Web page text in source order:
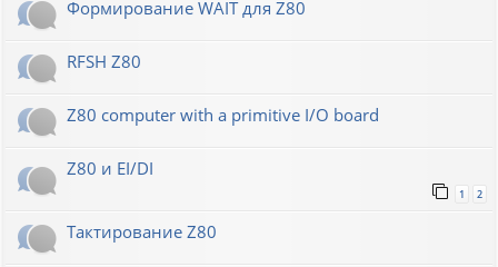
Формирование WAIT для Z80
RFSH Z80
Z80 computer with a primitive I/O board
Z80 и EI/DI
1 2
Тактирование Z80